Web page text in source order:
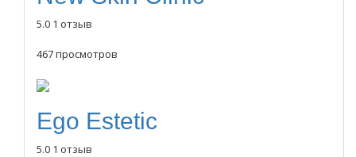
5.0 1 отзыв
467 просмотров
Ego Estetic
5.0 1 отзыв